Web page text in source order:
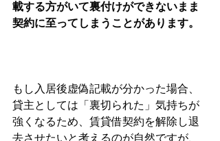
載する方がいて裏付けができないまま
契約に至ってしまうことがあります。
もし入居後虚偽記載が分かった場合、
貸主としては「裏切られた」気持ちが
強くなるため、賃貸借契約を解除し退
去させたいと考えるのが自然ですが、